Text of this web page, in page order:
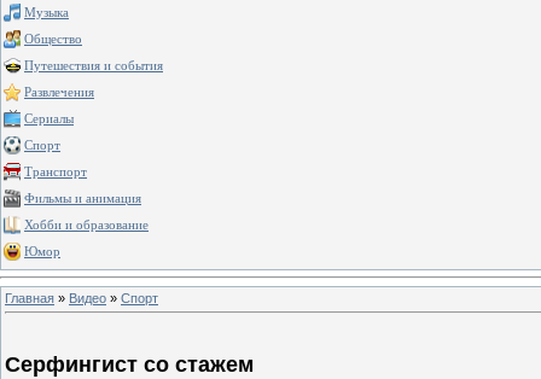
Музыка
Общество
Путешествия и события
Развлечения
Сериалы
Спорт
Транспорт
Фильмы и анимация
Хобби и образование
Юмор
Главная » Видео » Спорт
Серфингист со стажем